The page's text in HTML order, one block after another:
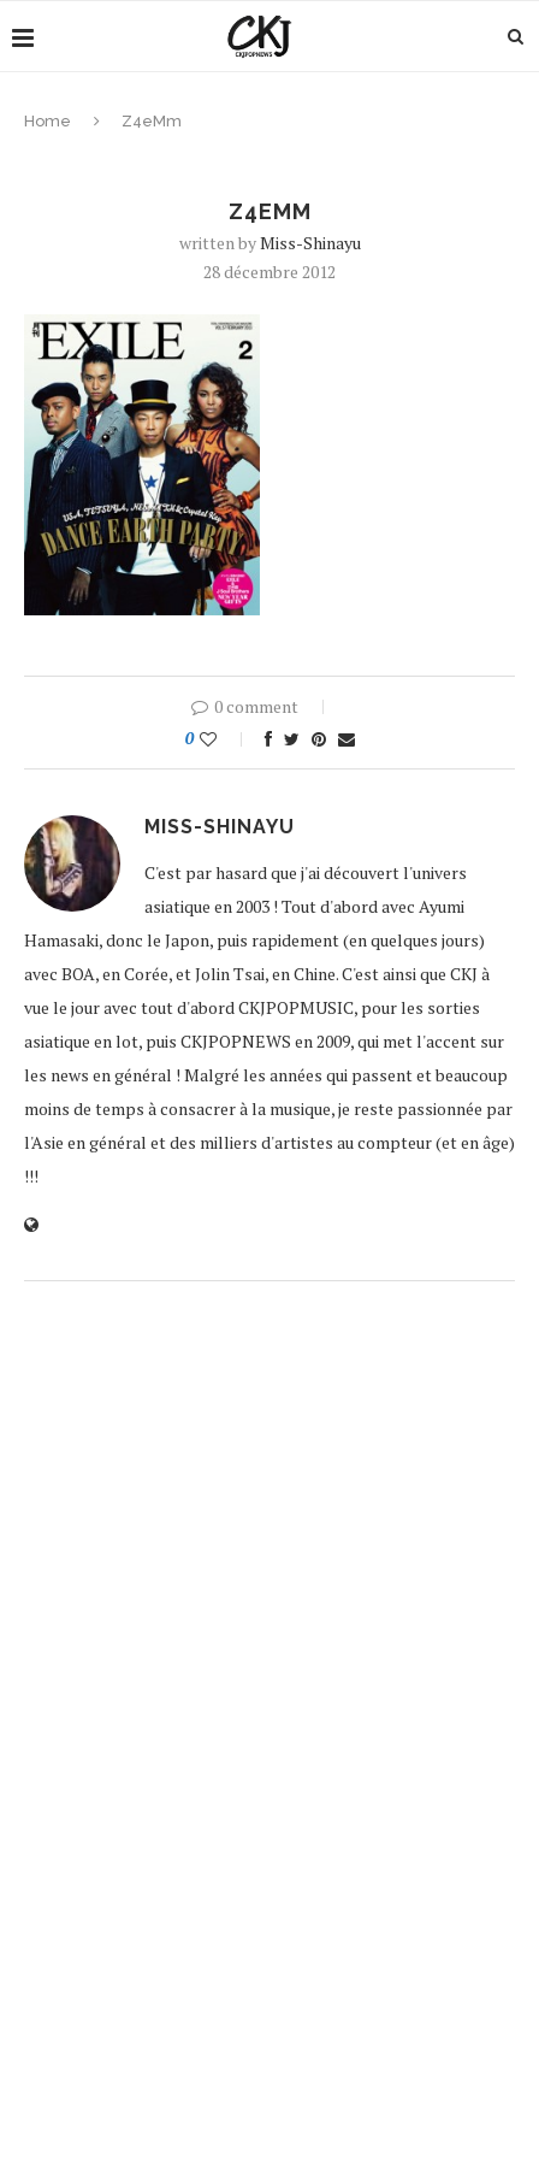
Home Z4eMm
Z4EMM
written byMiss-Shinayu
28 décembre 2012
0 comment
0
MISS-SHINAYU
C'est par hasard que j'ai découvert l'univers
asiatique en 2003 ! Tout d'abord avec Ayumi
Hamasaki, donc le Japon, puis rapidement (en quelques jours)
avec BOA, en Corée, et Jolin Tsai, en Chine. C'est ainsi que CKJ à
vue le jour avec tout d'abord CKJPOPMUSIC, pour les sorties
asiatique en lot, puis CKJPOPNEWS en 2009, qui met l'accent sur
les news en général ! Malgré les années qui passent et beaucoup
moins de temps à consacrer à la musique, je reste passionnée par
l'Asie en général et des milliers d'artistes au compteur (et en âge)
!!!